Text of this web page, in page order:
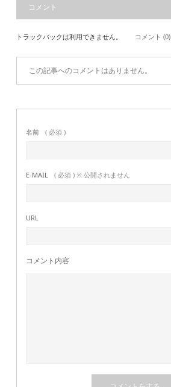
コメント
トラックバックは利用できません。 コメント (0)
この記事へのコメントはありません。
名前 ( 必須 )
E-MAIL ( 必須 ) ※ 公開されません
URL
コメント内容